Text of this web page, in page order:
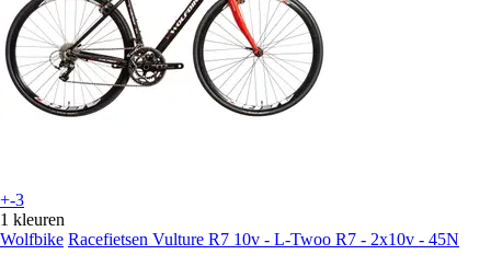
+-3
1 kleuren
Wolfbike Racefietsen Vulture R7 10v - L-Twoo R7 - 2x10v - 45N